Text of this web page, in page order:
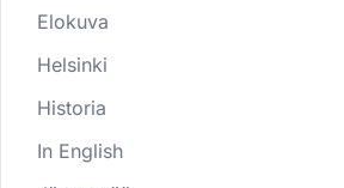
Elokuva
Helsinki
Historia
In English